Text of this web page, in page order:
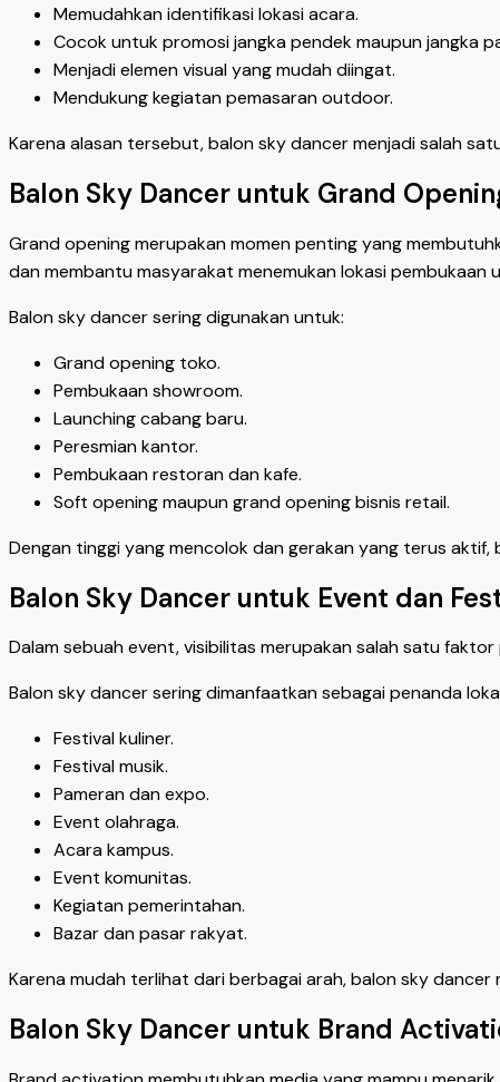
Memudahkan identifikasi lokasi acara.
Cocok untuk promosi jangka pendek maupun jangka
Menjadi elemen visual yang mudah diingat.
Mendukung kegiatan pemasaran outdoor.
Karena alasan tersebut, balon sky dancer menjadi salah
Balon Sky Dancer untuk Grand
Grand opening merupakan momen penting yang
dan membantu masyarakat menemukan lokasi pembukaan
Balon sky dancer sering digunakan untuk:
Grand opening toko.
Pembukaan showroom.
Launching cabang baru.
Peresmian kantor.
Pembukaan restoran dan kafe.
Soft opening maupun grand opening bisnis retail.
Dengan tinggi yang mencolok dan gerakan yang terus
Balon Sky Dancer untuk Event dan
Dalam sebuah event, visibilitas merupakan salah satu
Balon sky dancer sering dimanfaatkan sebagai penanda
Festival kuliner.
Festival musik.
Pameran dan expo.
Event olahraga.
Acara kampus.
Event komunitas.
Kegiatan pemerintahan.
Bazar dan pasar rakyat.
Karena mudah terlihat dari berbagai arah, balon sky
Balon Sky Dancer untuk Brand